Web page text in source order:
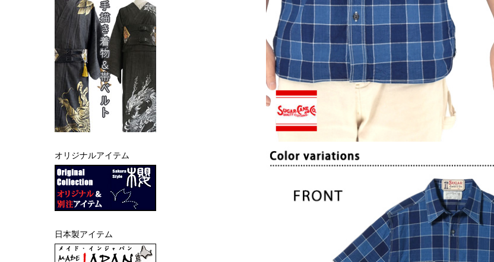
オリジナルアイテム
日本製アイテム